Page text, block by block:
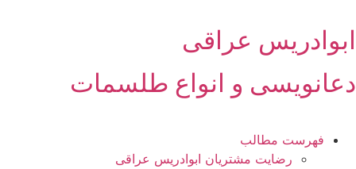
به
محتوا
ابوادریس عراقی
دعانویسی و انواع طلسمات
فهرست مطالب
رضایت مشتریان ابوادریس عراقی